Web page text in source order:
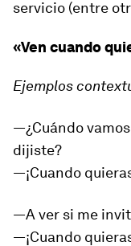
servicio (entre
«Ven cuando
Ejemplos
—¿Cuándo
dijiste?
—¡Cuando
—A ver si me
—¡Cuando